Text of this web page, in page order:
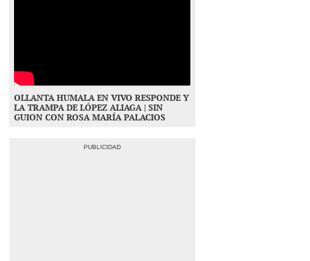
OLLANTA HUMALA EN VIVO RESPONDE Y
LA TRAMPA DE LÓPEZ ALIAGA | SIN
GUION CON ROSA MARÍA PALACIOS